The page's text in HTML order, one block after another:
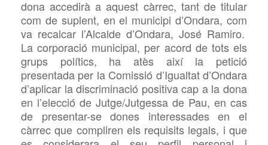
dona accedirà a aquest càrrec, tant de titular
com de suplent, en el municipi d’Ondara, com
va recalcar l’Alcalde d’Ondara, José Ramiro.
La corporació municipal, per acord de tots els
grups polítics, ha atès així la petició
presentada per la Comissió d’Igualtat d’Ondara
d’aplicar la discriminació positiva cap a la dona
en l’elecció de Jutge/Jutgessa de Pau, en cas
de presentar-se dones interessades en el
càrrec que compliren els requisits legals, i que